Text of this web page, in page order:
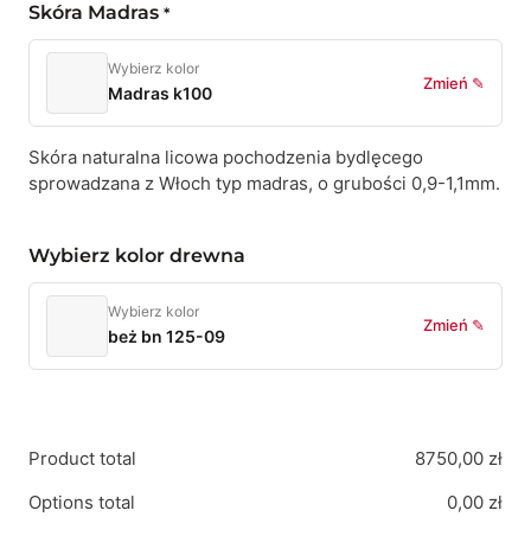
Skóra Madras *
Wybierz kolor
Madras k100
Zmień ✎
Skóra naturalna licowa pochodzenia bydlęcego
sprowadzana z Włoch typ madras, o grubości 0,9-1,1mm.
Wybierz kolor drewna
Wybierz kolor
beż bn 125-09
Zmień ✎
Product total 8750,00 zł
Options total
0,00 zł